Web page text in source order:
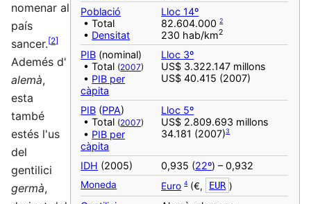
Població
• Total
• Densitat
Lloc 14º
82.604.0002
230 hab/km2
PIB (nominal)
• Total (2007)
• PIB per
càpita
Lloc 3º
US$ 3.322.147 millons
US$ 40.415 (2007)
PIB (PPA)
• Total (2007)
• PIB per
càpita
Lloc 5º
US$ 2.809.693 millons
34.181 (2007)3
IDH (2005) 0,935 (22º) – 0,932
Moneda Euro 4(€, EUR )
nomenar al
país
sancer.[2]
Ademés d'
alemà,
esta
també
estés l'us
del
gentilici
germà,